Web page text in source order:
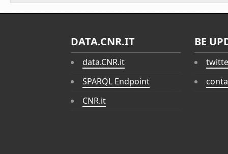
DATA.CNR.IT
data.CNR.it
SPARQL Endpoint
CNR.it
BE